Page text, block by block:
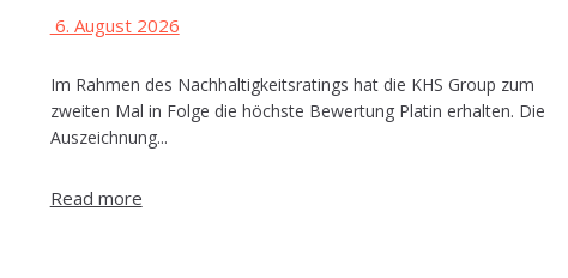
6. August 2026
Im Rahmen des Nachhaltigkeitsratings hat die KHS Group zum
zweiten Mal in Folge die höchste Bewertung Platin erhalten. Die
Auszeichnung...
Read more